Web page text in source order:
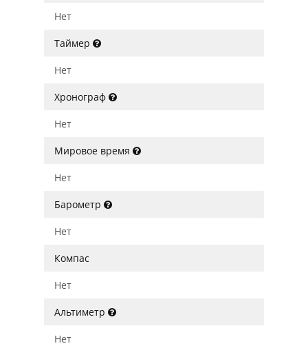
Нет
Таймер
Нет
Хронограф
Нет
Мировое время
Нет
Барометр
Нет
Компас
Нет
Альтиметр
Нет